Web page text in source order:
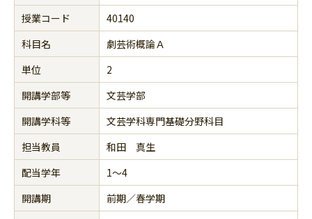
授業コード
40140
科目名
劇芸術概論Ａ
単位
2
開講学部等
文芸学部
開講学科等
文芸学科専門基礎分野科目
担当教員
和田 真生
配当学年
1～4
開講期
前期／春学期